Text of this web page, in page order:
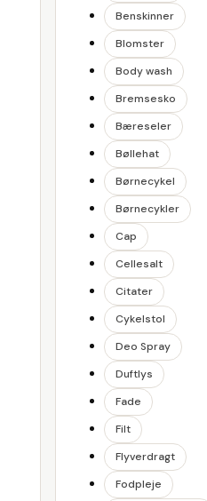
Benskinner
Blomster
Body wash
Bremsesko
Bæreseler
Bøllehat
Børnecykel
Børnecykler
Cap
Cellesalt
Citater
Cykelstol
Deo Spray
Duftlys
Fade
Filt
Flyverdragt
Fodpleje